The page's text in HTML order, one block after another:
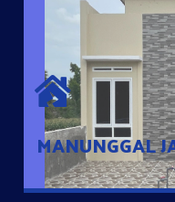
MANUNGGAL
MANUNGGAL
Cluster Exclusive
mini dan memiliki
dengan pusat kota